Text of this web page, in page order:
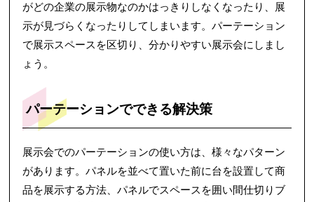
がどの企業の展示物なのかはっきりしなくなったり、展
示が見づらくなったりしてしまいます。パーテーション
で展示スペースを区切り、分かりやすい展示会にしまし
ょう。
パーテーションでできる解決策
展示会でのパーテーションの使い方は、様々なパターン
があります。パネルを並べて置いた前に台を設置して商
品を展示する方法、パネルでスペースを囲い間仕切りブ